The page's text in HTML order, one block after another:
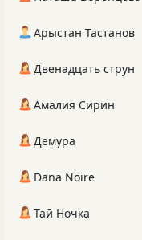
Арыстан Тастанов
Двенадцать струн
Амалия Сирин
Демура
Dana Noire
Тай Ночка